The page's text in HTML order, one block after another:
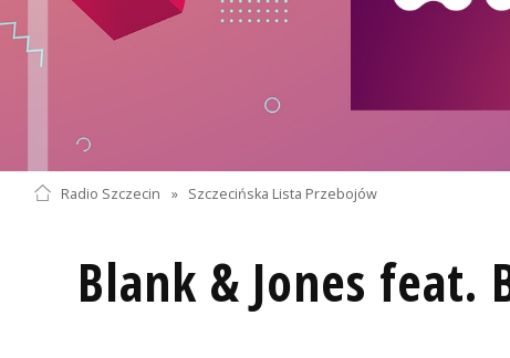
Radio Szczecin » Szczecińska Lista Przebojów
Blank & Jones feat.